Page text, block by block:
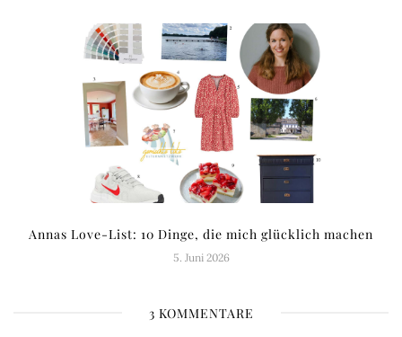
Annas Love-List: 10 Dinge, die mich glücklich machen
5. Juni 2026
3 KOMMENTARE